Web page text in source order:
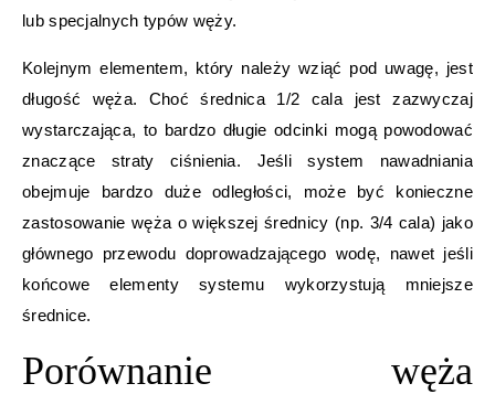
lub specjalnych typów węży.
Kolejnym elementem, który należy wziąć pod uwagę, jest
długość węża. Choć średnica 1/2 cala jest zazwyczaj
wystarczająca, to bardzo długie odcinki mogą powodować
znaczące straty ciśnienia. Jeśli system nawadniania
obejmuje bardzo duże odległości, może być konieczne
zastosowanie węża o większej średnicy (np. 3/4 cala) jako
głównego przewodu doprowadzającego wodę, nawet jeśli
końcowe elementy systemu wykorzystują mniejsze
średnice.
Porównanie węża